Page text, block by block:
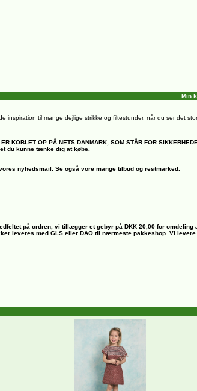
Min
inspiration til mange dejlige strikke og filtestunder, når du ser det
KOBLET OP PÅ NETS DANMARK, SOM STÅR FOR
du kunne tænke dig at købe.
nyhedsmail.
Se også vore mange tilbud og restmarked.
på ordren, vi tillægger et gebyr på DKK 20,00 for omdeling
leveres med GLS eller DAO til nærmeste pakkeshop. Vi levere